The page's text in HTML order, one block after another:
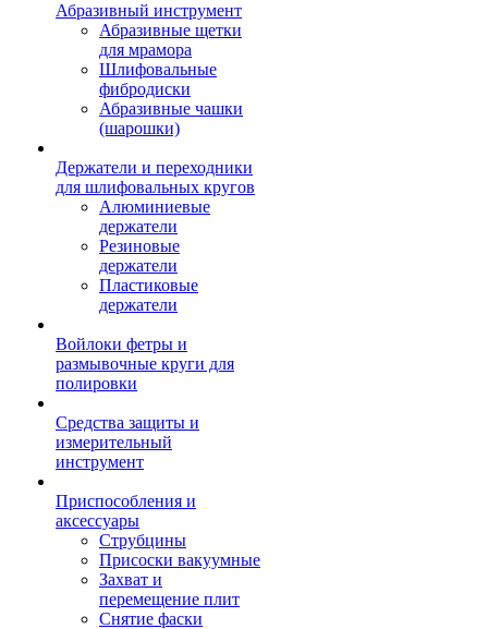
Абразивный инструмент
Абразивные щетки
для мрамора
Шлифовальные
фибродиски
Абразивные чашки
(шарошки)
Держатели и переходники
для шлифовальных кругов
Алюминиевые
держатели
Резиновые
держатели
Пластиковые
держатели
Войлоки фетры и
размывочные круги для
полировки
Средства защиты и
измерительный
инструмент
Приспособления и
аксессуары
Струбцины
Присоски вакуумные
Захват и
перемещение плит
Снятие фаски